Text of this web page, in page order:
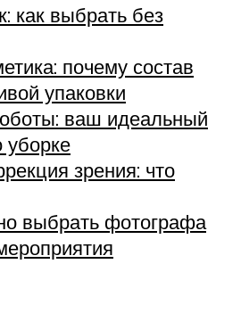
как выбрать без
почему состав
упаковки
ваш идеальный
зрения: что
выбрать фотографа